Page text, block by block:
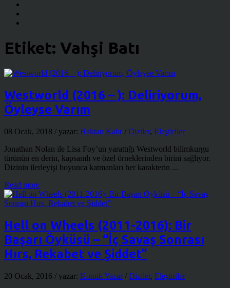
Etiket: Vahşi Batı
Westworld (2016 – ): Deliriyorum,
Öyleyse Varım
08 Ocak, 2018 / yazar: Haktan Kalır/ Diziler, Eleştiriler
Jonathan Nolan ile Lisa Foy’un yarattığı Westworld bilimkurgu
türünün en derin, kapsamlı ve özel örneklerinden birini sağlıyor.
Dizinin ilerleyişi boyunca katmanları her karakterin ...
Read more
Hell on Wheels (2011-2016): Bir
Başarı Öyküsü – “İç Savaş Sonrası
Hırs, Rekabet ve Şiddet”
20 Ocak, 2016 / yazar: Konuk Yazar/ Diziler, Eleştiriler